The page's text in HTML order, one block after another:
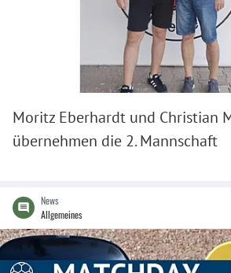
Moritz Eberhardt und Christian
übernehmen die 2. Mannschaft
News
Allgemeines